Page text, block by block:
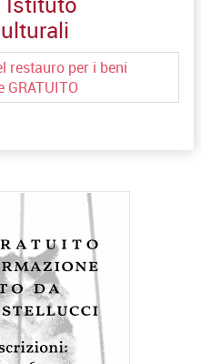
restauro per i beni